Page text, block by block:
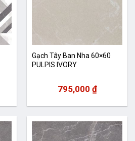
Gạch Tây Ban Nha 60×60
PULPIS IVORY
795,000 ₫